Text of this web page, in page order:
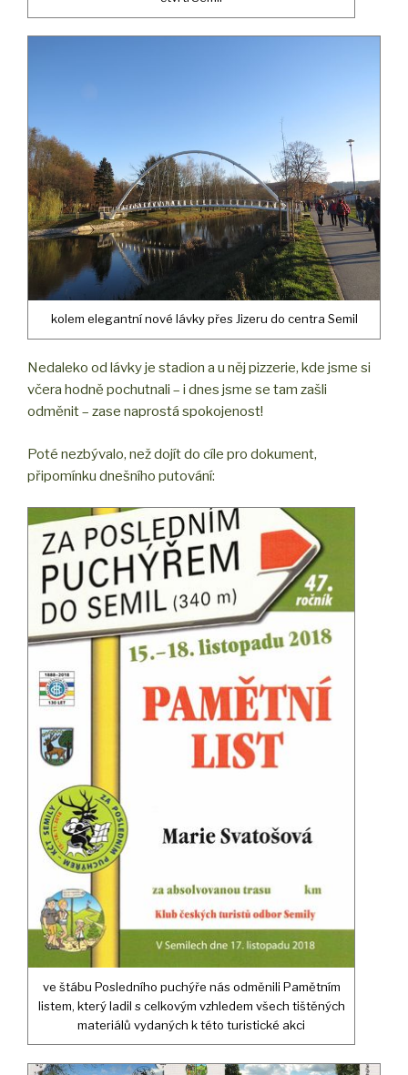
kolem elegantní nové lávky přes Jizeru do centra Semil
Nedaleko od lávky je stadion a u něj pizzerie, kde jsme si
včera hodně pochutnali – i dnes jsme se tam zašli
odměnit – zase naprostá spokojenost!
Poté nezbývalo, než dojít do cíle pro dokument,
připomínku dnešního putování:
ve štábu Posledního puchýře nás odměnili Pamětním
listem, který ladil s celkovým vzhledem všech tištěných
materiálů vydaných k této turistické akci